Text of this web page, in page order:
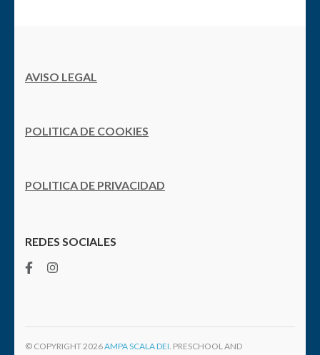
AVISO LEGAL
POLITICA DE COOKIES
POLITICA DE PRIVACIDAD
REDES SOCIALES
© COPYRIGHT 2026AMPA SCALA DEI . PRESCHOOL AND